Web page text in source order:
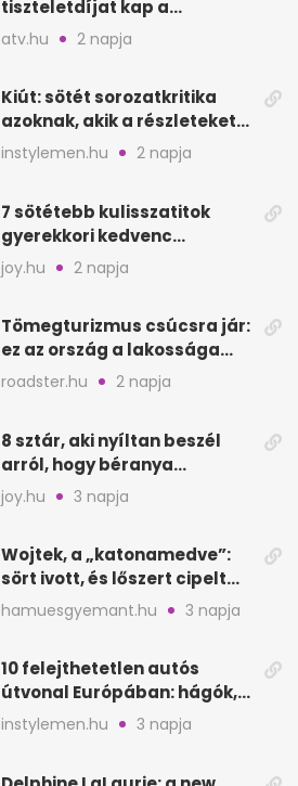
tiszteletdíjat kap a
Szarajevói Filmfesztiválon
atv.hu 2 napja
Kiút: sötét sorozatkritika
azoknak, akik a részleteket
keresik
instylemen.hu 2 napja
7 sötétebb kulisszatitok
gyerekkori kedvenc
filmjeinkről a Joy szerint
joy.hu 2 napja
Tömegturizmus csúcsra jár:
ez az ország a lakossága
kétszeresét fogadja
roadster.hu 2 napja
8 sztár, aki nyíltan beszél
arról, hogy béranya
segítette a családalapítást
joy.hu 3 napja
Wojtek, a „katonamedve”:
sört ivott, és lőszert cipelt
Monte Cassinónál
hamuesgyemant.hu 3 napja
10 felejthetetlen autós
útvonal Európában: hágók,
partok, fjordok
instylemen.hu 3 napja